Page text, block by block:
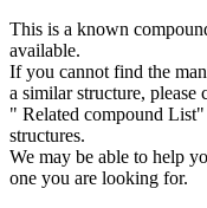
This is a known
available.
If you cannot find the
a similar structure, please
" Related compound
structures.
We may be able to help
one you are looking for.